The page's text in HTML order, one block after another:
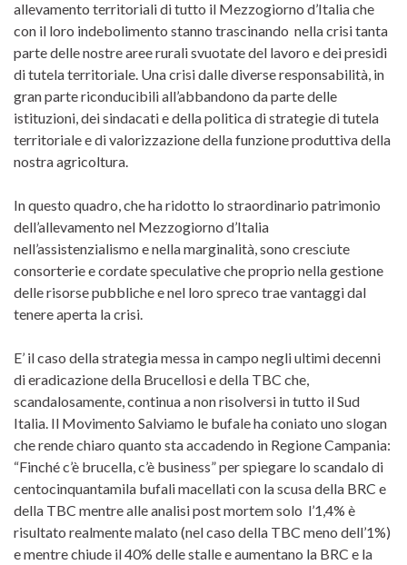
allevamento territoriali di tutto il Mezzogiorno d’Italia che
con il loro indebolimento stanno trascinando nella crisi tanta
parte delle nostre aree rurali svuotate del lavoro e dei presidi
di tutela territoriale. Una crisi dalle diverse responsabilità, in
gran parte riconducibili all’abbandono da parte delle
istituzioni, dei sindacati e della politica di strategie di tutela
territoriale e di valorizzazione della funzione produttiva della
nostra agricoltura.
In questo quadro, che ha ridotto lo straordinario patrimonio
dell’allevamento nel Mezzogiorno d’Italia
nell’assistenzialismo e nella marginalità, sono cresciute
consorterie e cordate speculative che proprio nella gestione
delle risorse pubbliche e nel loro spreco trae vantaggi dal
tenere aperta la crisi.
E’ il caso della strategia messa in campo negli ultimi decenni
di eradicazione della Brucellosi e della TBC che,
scandalosamente, continua a non risolversi in tutto il Sud
Italia. Il Movimento Salviamo le bufale ha coniato uno slogan
che rende chiaro quanto sta accadendo in Regione Campania:
“Finché c’è brucella, c’è business” per spiegare lo scandalo di
centocinquantamila bufali macellati con la scusa della BRC e
della TBC mentre alle analisi post mortem solo l’1,4% è
risultato realmente malato (nel caso della TBC meno dell’1%)
e mentre chiude il 40% delle stalle e aumentano la BRC e la